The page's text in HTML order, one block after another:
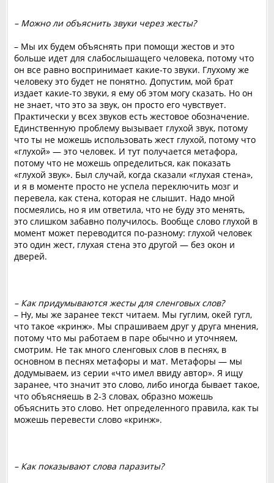
– Можно ли объяснить звуки через жесты?
– Мы их будем объяснять при помощи жестов и это
больше идет для слабослышащего человека, потому что
он все равно воспринимает какие-то звуки. Глухому же
человеку это будет не понятно. Допустим, мой брат
издает какие-то звуки, я ему об этом могу сказать. Но он
не знает, что это за звук, он просто его чувствует.
Практически у всех звуков есть жестовое обозначение.
Единственную проблему вызывает глухой звук, потому
что ты не можешь использовать жест глухой, потому что
«глухой» — это человек. И тут получается метафора,
потому что не можешь определиться, как показать
«глухой звук». Был случай, когда сказали «глухая стена»,
и я в моменте просто не успела переключить мозг и
перевела, как стена, которая не слышит. Надо мной
посмеялись, но я им ответила, что не буду это менять,
это слишком забавно получилось. Вообще слово глухой в
момент может переводится по-разному: глухой человек
это один жест, глухая стена это другой — без окон и
дверей.
– Как придумываются жесты для сленговых слов?
– Ну, мы же заранее текст читаем. Мы гуглим, окей гугл,
что такое «кринж». Мы спрашиваем друг у друга мнения,
потому что мы работаем в паре обычно и уточняем,
смотрим. Не так много сленговых слов в песнях, в
основном в песнях метафоры и мат. Метафоры — мы
додумываем, из серии «что имел ввиду автор». Я ищу
заранее, что значит это слово, либо иногда бывает такое,
что объясняешь в 2-3 словах, образно можешь
объяснить это слово. Нет определенного правила, как ты
можешь перевести слово «кринж».
– Как показывают слова паразиты?